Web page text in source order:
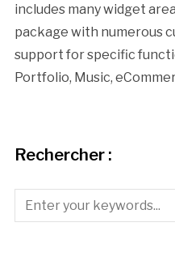
includes many widget
package with numerous
support for specific
Portfolio, Music,
Rechercher :